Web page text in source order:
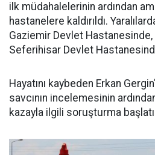
ilk müdahalelerinin ardından
hastanelere kaldırıldı.
Gaziemir Devlet Hastanesinde,
Seferihisar Devlet
Hayatını kaybeden Erkan
savcının incelemesinin
kazayla ilgili soruşturma